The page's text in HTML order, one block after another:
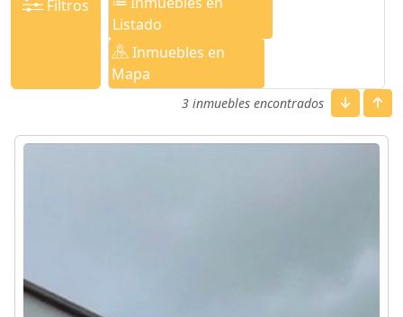
Filtros
Listado
Inmuebles en
Mapa
3 inmuebles encontrados